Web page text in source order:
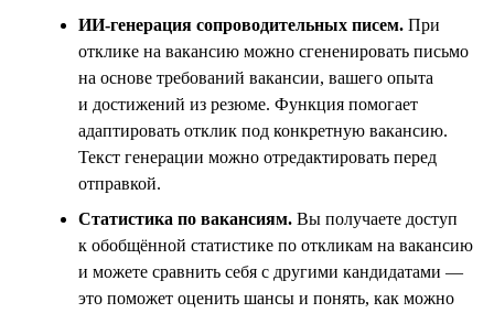
ИИ-генерация сопроводительных писем. При
отклике на вакансию можно сгененировать письмо
на основе требований вакансии, вашего опыта
и достижений из резюме. Функция помогает
адаптировать отклик под конкретную вакансию.
Текст генерации можно отредактировать перед
отправкой.
Статистика по вакансиям. Вы получаете доступ
к обобщённой статистике по откликам на вакансию
и можете сравнить себя с другими кандидатами —
это поможет оценить шансы и понять, как можно